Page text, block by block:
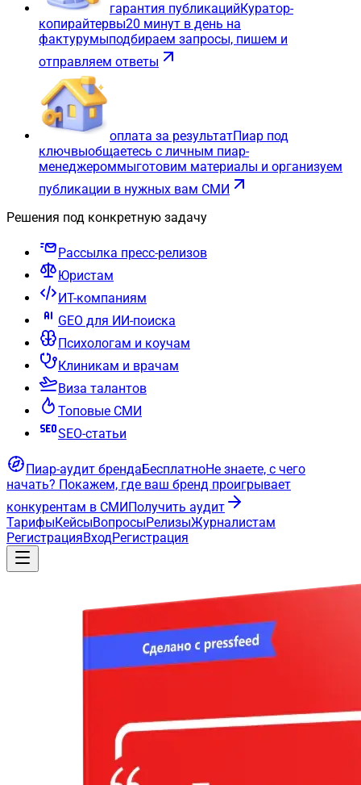
гарантия публикацийКуратор-
копирайтервы20 минут в день на
фактурумыподбираем запросы, пишем и
отправляем ответы
оплата за результатПиар под
ключвыобщаетесь с личным пиар-
менеджероммыготовим материалы и организуем
публикации в нужных вам СМИ
Решения под конкретную задачу
Рассылка пресс-релизов
Юристам
ИТ-компаниям
GEO для ИИ-поиска
Психологам и коучам
Клиникам и врачам
Виза талантов
Топовые СМИ
SEO-статьи
Пиар-аудит брендаБесплатноНе знаете, с чего
начать? Покажем, где ваш бренд проигрывает
конкурентам в СМИПолучить аудит
ТарифыКейсыВопросыРелизыЖурналистам
РегистрацияВходРегистрация